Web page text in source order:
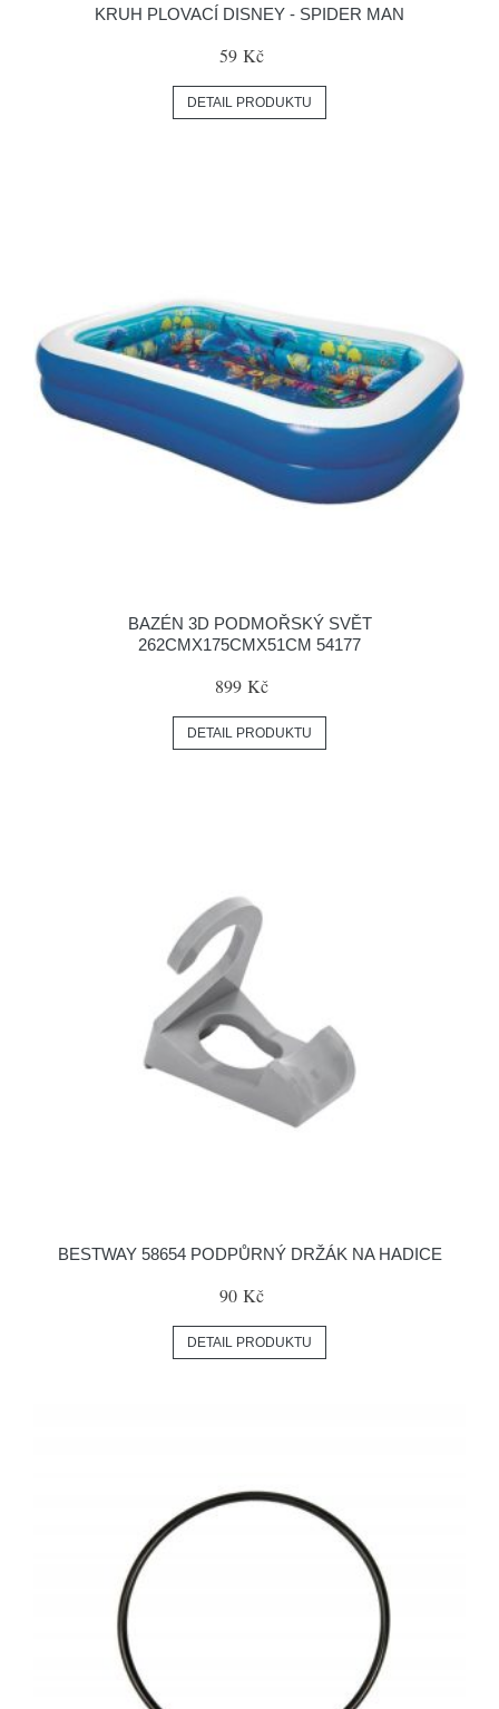
KRUH PLOVACÍ DISNEY - SPIDER MAN
59 Kč
DETAIL PRODUKTU
BAZÉN 3D PODMOŘSKÝ SVĚT
262CMX175CMX51CM 54177
899 Kč
DETAIL PRODUKTU
BESTWAY 58654 PODPŮRNÝ DRŽÁK NA HADICE
90 Kč
DETAIL PRODUKTU